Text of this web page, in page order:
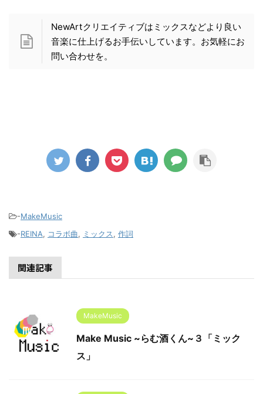
NewArtクリエイティブはミックスなどより良い
音楽に仕上げるお手伝いしています。お気軽にお
問い合わせを。
-MakeMusic
-REINA, コラボ曲, ミックス, 作詞
関連記事
MakeMusic
Make Music ~らむ酒くん~３「ミック
ス」